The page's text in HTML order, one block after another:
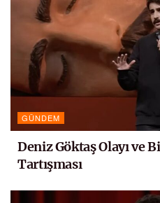
GÜNDEM
Deniz Göktaş Olayı ve
Tartışması